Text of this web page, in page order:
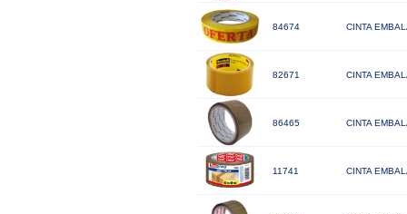
84674 CINTA
82671 CINTA
86465 CINTA
11741 CINTA